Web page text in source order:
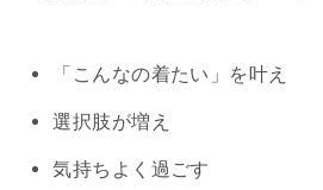
「こんなの着たい」を叶え
選択肢が増え
気持ちよく過ごす